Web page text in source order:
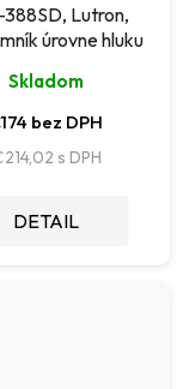
388SD, Lutron,
úrovne hluku
Skladom
bez DPH
DETAIL